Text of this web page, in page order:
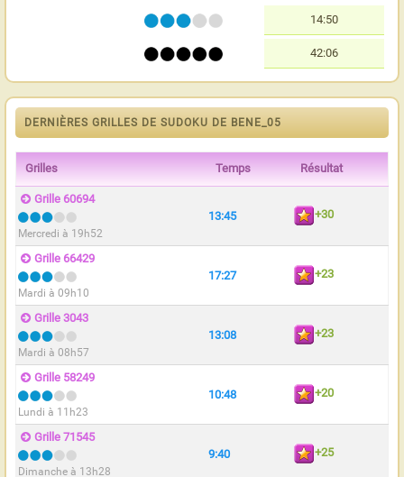
14:50
42:06
DERNIÈRES GRILLES DE SUDOKU DE BENE_05
Grilles Temps Résultat
Grille 60694
Mercredi à 19h52
13:45 +30
Grille 66429
Mardi à 09h10
17:27 +23
Grille 3043
Mardi à 08h57
13:08 +23
Grille 58249
Lundi à 11h23
10:48 +20
Grille 71545
Dimanche à 13h28
9:40 +25